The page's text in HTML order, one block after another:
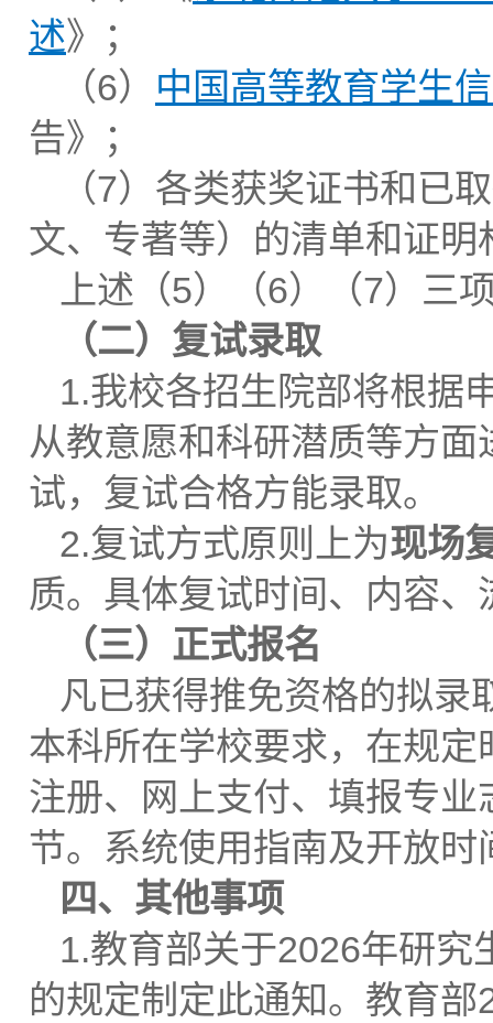
述》；
（6） 中国高等教育学生
告》；
（7）各类获奖证书和已
文、专著等）的清单和证明
上述（5）（6）（7）三
（二） 复试录取
1.我校各招生院部将根据
从教意愿和科研潜质等方
试，复试合格方能录取。
2.复试方式原则上为现场
质。具体复试时间、内容
（三）正式报名
凡已获得推免资格的拟录
本科所在学校要求，在规定
注册、网上支付、填报专
节。系统使用指南及开放时
四、其他事项
1.教育部关于2026年研究
的规定制定此通知。教育